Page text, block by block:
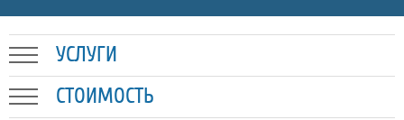
УСЛУГИ
СТОИМОСТЬ